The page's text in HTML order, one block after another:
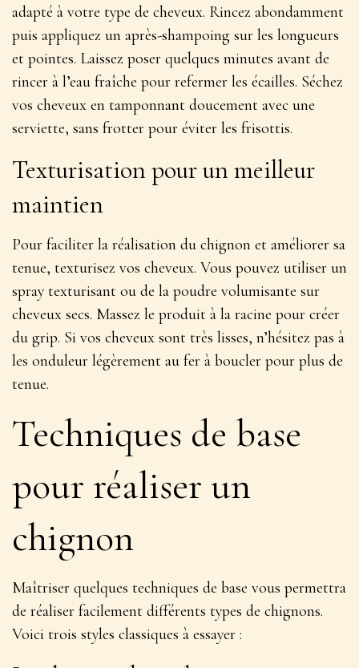
adapté à votre type de cheveux. Rincez abondamment
puis appliquez un après-shampoing sur les longueurs
et pointes. Laissez poser quelques minutes avant de
rincer à l’eau fraîche pour refermer les écailles. Séchez
vos cheveux en tamponnant doucement avec une
serviette, sans frotter pour éviter les frisottis.
Texturisation pour un meilleur
maintien
Pour faciliter la réalisation du chignon et améliorer sa
tenue, texturisez vos cheveux. Vous pouvez utiliser un
spray texturisant ou de la poudre volumisante sur
cheveux secs. Massez le produit à la racine pour créer
du grip. Si vos cheveux sont très lisses, n’hésitez pas à
les onduleur légèrement au fer à boucler pour plus de
tenue.
Techniques de base
pour réaliser un
chignon
Maîtriser quelques techniques de base vous permettra
de réaliser facilement différents types de chignons.
Voici trois styles classiques à essayer :